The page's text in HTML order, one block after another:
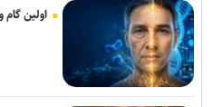
اولین